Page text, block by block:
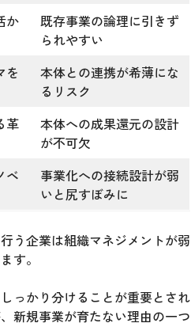
か
既存事業の論理に引きず
られやすい
を
本体との連携が希薄にな
るリスク
革
本体への成果還元の設計
が不可欠
ベ
事業化への接続設計が弱
いと尻すぼみに
う企業は組織マネジメントが弱
す。
っかり分けることが重要とされ
新規事業が育たない理由の一つ